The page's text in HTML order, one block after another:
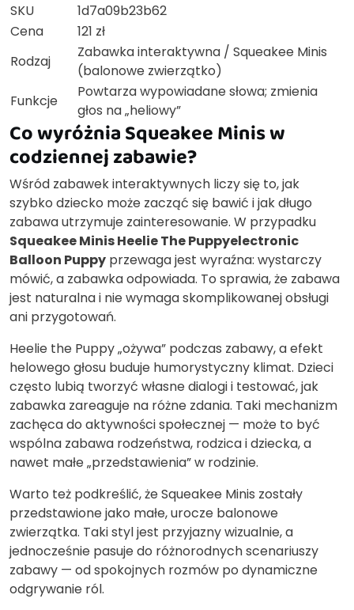
SKU
1d7a09b23b62
Cena
121 zł
Rodzaj
Zabawka interaktywna / Squeakee Minis
(balonowe zwierzątko)
Funkcje
Powtarza wypowiadane słowa; zmienia
głos na „heliowy”
Co wyróżnia Squeakee Minis w
codziennej zabawie?
Wśród zabawek interaktywnych liczy się to, jak
szybko dziecko może zacząć się bawić i jak długo
zabawa utrzymuje zainteresowanie. W przypadku
Squeakee Minis Heelie The Puppyelectronic
Balloon Puppy przewaga jest wyraźna: wystarczy
mówić, a zabawka odpowiada. To sprawia, że zabawa
jest naturalna i nie wymaga skomplikowanej obsługi
ani przygotowań.
Heelie the Puppy „ożywa” podczas zabawy, a efekt
helowego głosu buduje humorystyczny klimat. Dzieci
często lubią tworzyć własne dialogi i testować, jak
zabawka zareaguje na różne zdania. Taki mechanizm
zachęca do aktywności społecznej — może to być
wspólna zabawa rodzeństwa, rodzica i dziecka, a
nawet małe „przedstawienia” w rodzinie.
Warto też podkreślić, że Squeakee Minis zostały
przedstawione jako małe, urocze balonowe
zwierzątka. Taki styl jest przyjazny wizualnie, a
jednocześnie pasuje do różnorodnych scenariuszy
zabawy — od spokojnych rozmów po dynamiczne
odgrywanie ról.